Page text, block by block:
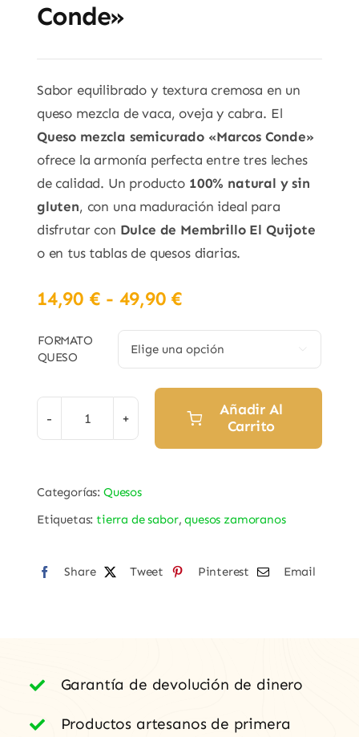
Conde»
Sabor equilibrado y textura cremosa en un
queso mezcla de vaca, oveja y cabra. El
Queso mezcla semicurado «Marcos Conde»
ofrece la armonía perfecta entre tres leches
de calidad. Un producto 100% natural y sin
gluten, con una maduración ideal para
disfrutar con Dulce de Membrillo El Quijote
o en tus tablas de quesos diarias.
14,90 € - 49,90 €Rango
precios:
desde
14,90 €
hasta
49,90 €
FORMATO
QUESO
Queso
"Marcos
Conde"
Añadir Al
Carrito
Categorías: Quesos
Etiquetas:tierra de sabor,quesos zamoranos
Share Tweet Pinterest Email
Garantía de devolución de dinero
Productos artesanos de primera